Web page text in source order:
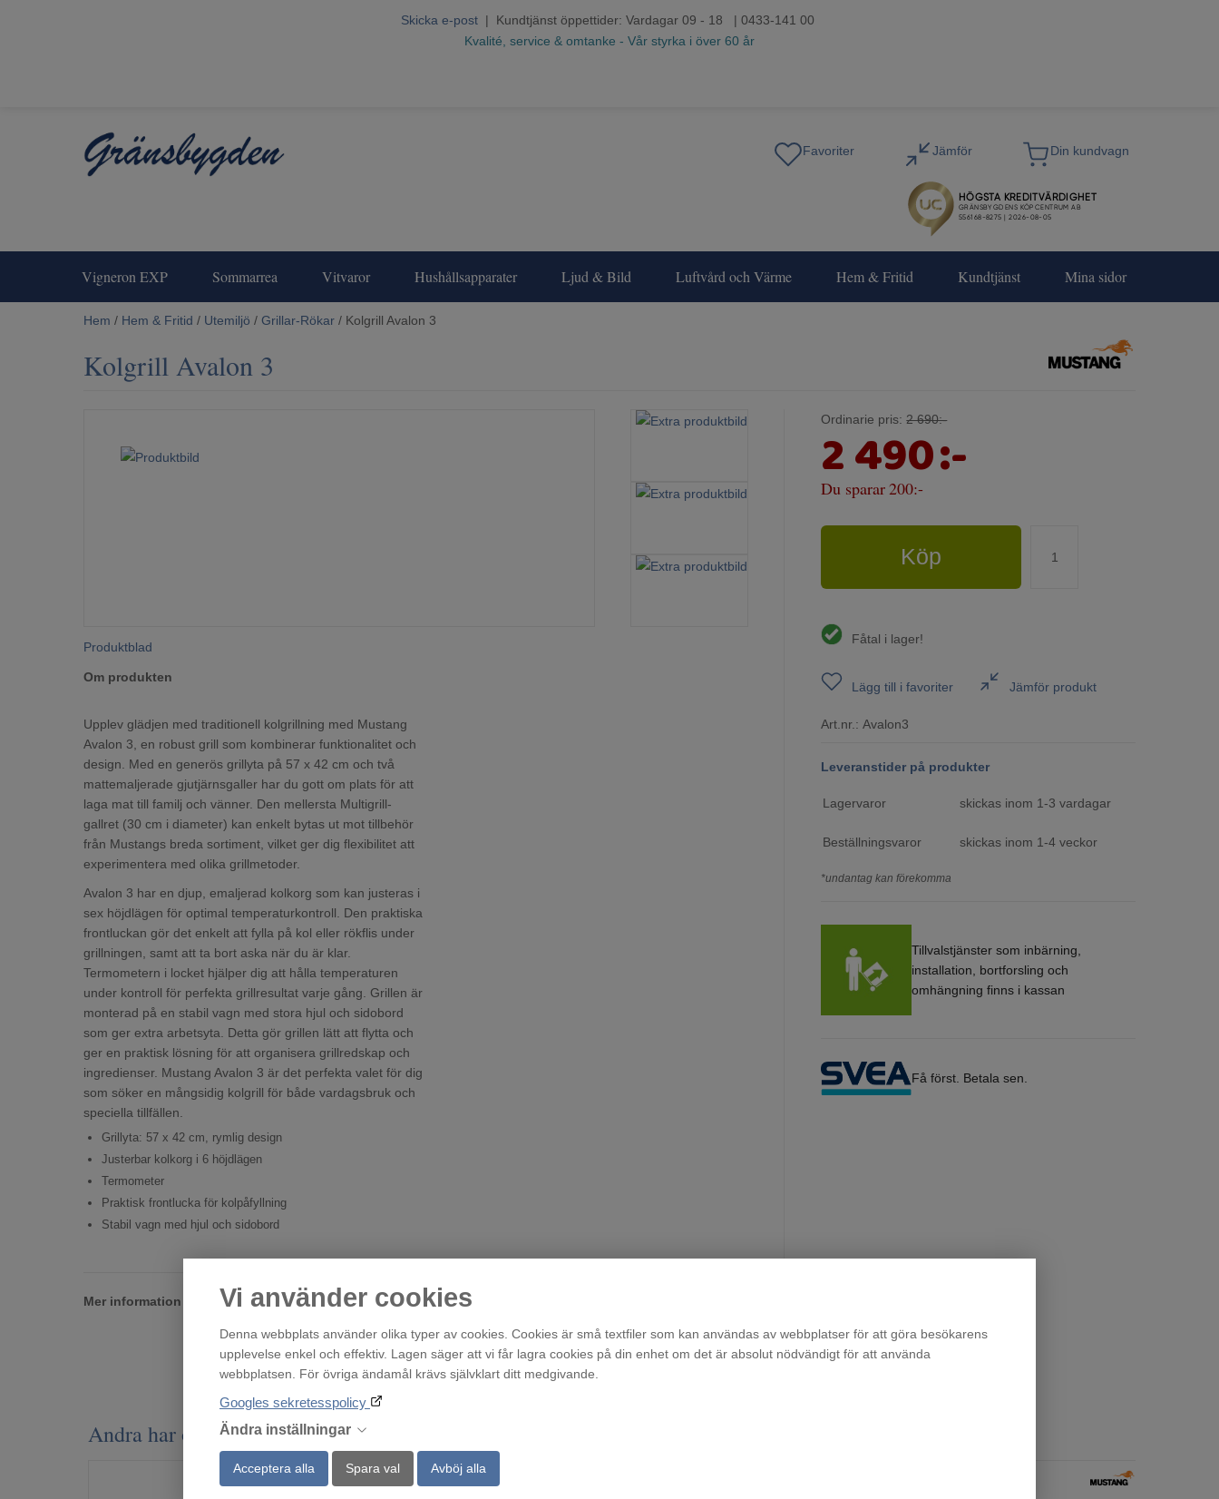
Vi använder cookies
Denna webbplats använder olika typer av cookies. Cookies är små textfiler som kan användas av webbplatser för att göra besökarens
upplevelse enkel och effektiv. Lagen säger att vi får lagra cookies på din enhet om det är absolut nödvändigt för att använda
webbplatsen. För övriga ändamål krävs självklart ditt medgivande.
Googles sekretesspolicy
Ändra inställningar
Acceptera alla Spara val Avböj alla
Skicka e-post | Kundtjänst öppettider: Vardagar 09 - 18 | 0433-141 00
Kvalité, service & omtanke - Vår styrka i över 60 år
Vigneron EXP Sommarrea Vitvaror Hushållsapparater Ljud & Bild Luftvård och Värme Hem & Fritid Kundtjänst Mina sidor
Hem / Hem & Fritid / Utemiljö / Grillar-Rökar / Kolgrill Avalon 3
Kolgrill Avalon 3
Produktblad
Om produkten
Upplev glädjen med traditionell kolgrillning med Mustang
Avalon 3, en robust grill som kombinerar funktionalitet och
design. Med en generös grillyta på 57 x 42 cm och två
mattemaljerade gjutjärnsgaller har du gott om plats för att
laga mat till familj och vänner. Den mellersta Multigrill-
gallret (30 cm i diameter) kan enkelt bytas ut mot tillbehör
från Mustangs breda sortiment, vilket ger dig flexibilitet att
experimentera med olika grillmetoder.
Avalon 3 har en djup, emaljerad kolkorg som kan justeras i
sex höjdlägen för optimal temperaturkontroll. Den praktiska
frontluckan gör det enkelt att fylla på kol eller rökflis under
grillningen, samt att ta bort aska när du är klar.
Termometern i locket hjälper dig att hålla temperaturen
under kontroll för perfekta grillresultat varje gång. Grillen är
monterad på en stabil vagn med stora hjul och sidobord
som ger extra arbetsyta. Detta gör grillen lätt att flytta och
ger en praktisk lösning för att organisera grillredskap och
ingredienser. Mustang Avalon 3 är det perfekta valet för dig
som söker en mångsidig kolgrill för både vardagsbruk och
speciella tillfällen.
Grillyta: 57 x 42 cm, rymlig design
Justerbar kolkorg i 6 höjdlägen
Termometer
Praktisk frontlucka för kolpåfyllning
Stabil vagn med hjul och sidobord
Mer information
Ordinarie pris: 2 690:-
2 490:-
Du sparar200:-
Köp
Fåtal i lager!
Lägg till i favoriter Jämför produkt
Art.nr.: Avalon3
Leveranstider på produkter
Lagervaror skickas inom 1-3 vardagar
Beställningsvaror skickas inom 1-4 veckor
*undantag kan förekomma
Tillvalstjänster som inbärning,
installation, bortforsling och
omhängning finns i kassan
Få först. Betala sen.
Andra har också tittat på